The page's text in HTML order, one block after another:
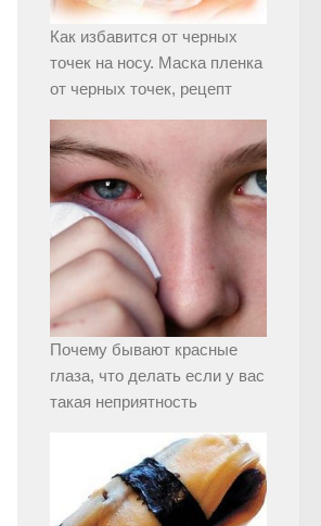
Как избавится от черных
точек на носу. Маска пленка
от черных точек, рецепт
Почему бывают красные
глаза, что делать если у вас
такая неприятность